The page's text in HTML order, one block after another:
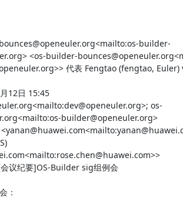
builder-
<os-builder-
代表 Fengtao (fengtao, Euler)
12日 15:45
os-
builder@openeuler.org>
议纪要]OS-Builder sig组例会
：